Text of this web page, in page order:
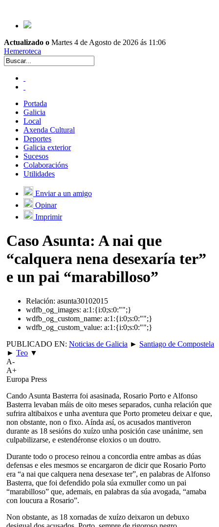
Actualizado o Martes 4 de Agosto de 2026 ás 11:06
Hemeroteca
Portada
Galicia
Local
Axenda Cultural
Deportes
Galicia exterior
Sucesos
Colaboracións
Utilidades
Enviar a un amigo
Opinar
Imprimir
Caso Asunta: A nai que
“calquera nena desexaría ter”
e un pai “marabilloso”
Relación: asunta30102015
wdfb_og_images: a:1:{i:0;s:0:"";}
wdfb_og_custom_name: a:1:{i:0;s:0:"";}
wdfb_og_custom_value: a:1:{i:0;s:0:"";}
PUBLICADO EN: Noticias de Galicia ► Santiago de Compostela
► Teo ▼
A-
A+
Europa Press
Cando Asunta Basterra foi asasinada, Rosario Porto e Alfonso
Basterra levaban máis de oito meses separados, cunha relación que
sufrira altibaixos e unha aventura que Porto prometeu deixar e que,
non obstante, non o fixo. Aínda así, os acusados mantiveron
durante as 18 sesións do xuízo unha posición case unánime, sen
culpabilizarse, e estendéronse eloxios o un doutro.
Durante todo o proceso reinou a concordia entre ambas as dúas
defensas e eles mesmos se encargaron de dicir que Rosario Porto
era “a nai que calquera nena desexase ter”, en palabras de Alfonso
Basterra, que foi defendido pola súa exmuller como un pai
“marabilloso” que, ademais, en palabras da súa avogada, “amaba
con loucura a Rosario”.
Non obstante, as 18 xornadas de xuízo deixaron un debuxo